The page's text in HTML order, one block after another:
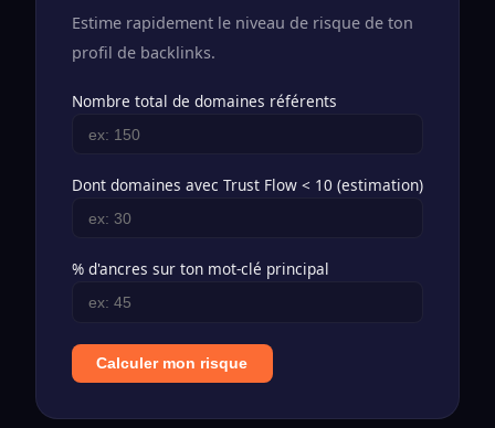
Estime rapidement le niveau de risque de ton
profil de backlinks.
Nombre total de domaines référents
Dont domaines avec Trust Flow < 10 (estimation)
% d'ancres sur ton mot-clé principal
Calculer mon risque